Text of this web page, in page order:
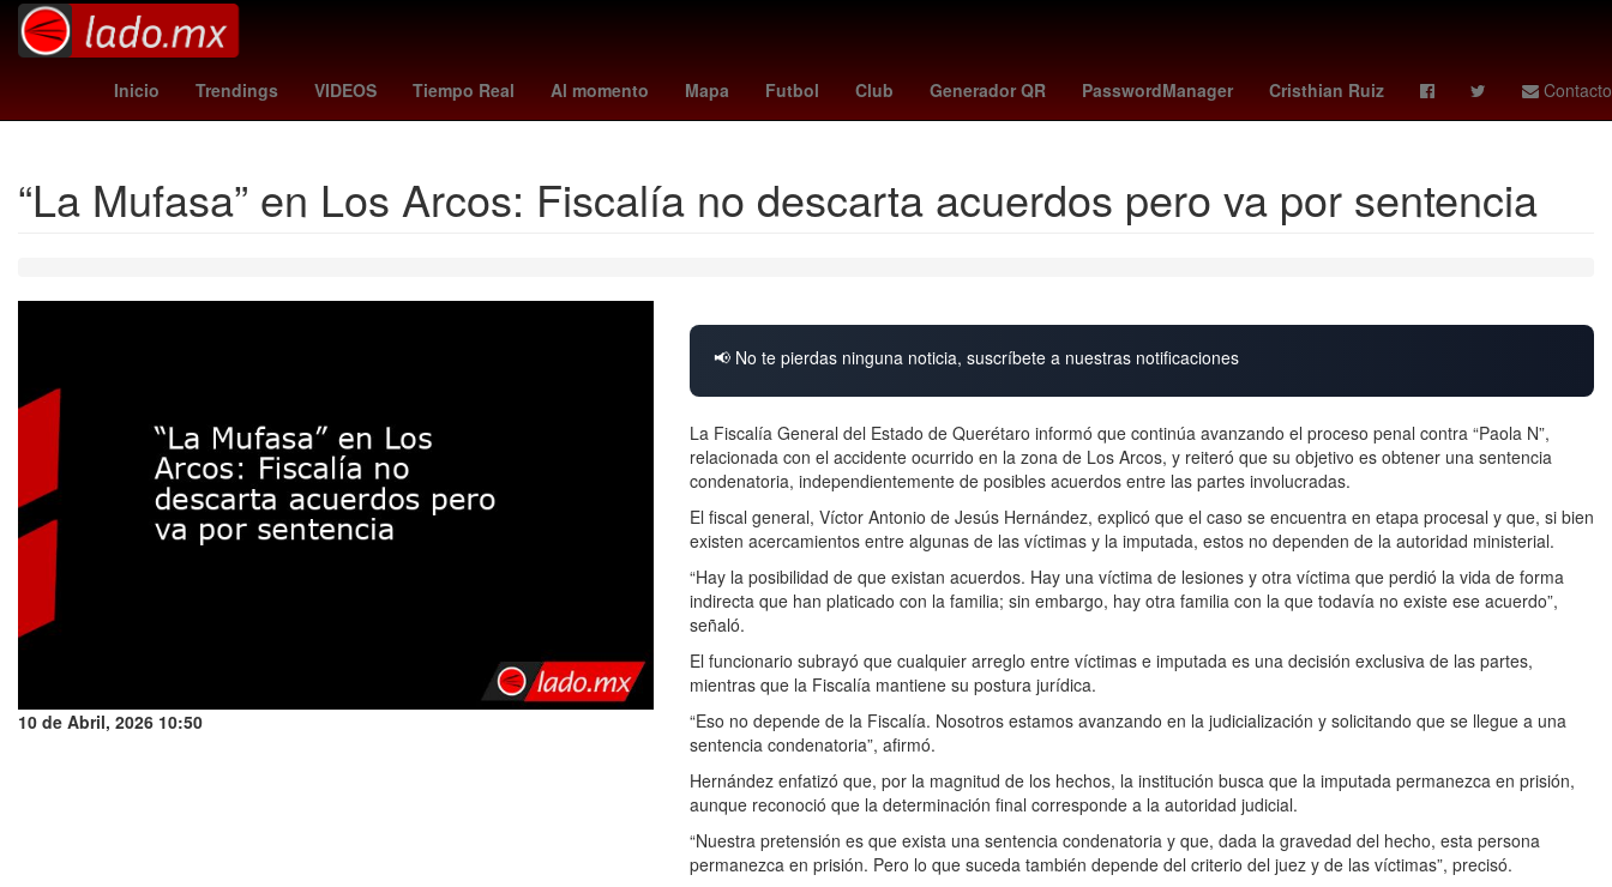
Inicio Trendings VIDEOS Tiempo Real Al momento Mapa Futbol Club Generador QR PasswordManager Cristhian Ruiz Contacto
Semana Santa Temporada 2024 Denuncia Aguascalientes Europa League Final Oficina de la Presidencia de la República Desalojo México Chihuahua
“La Mufasa” en Los Arcos: Fiscalía no descarta acuerdos pero va por sentencia
10 de Abril, 2026 10:50
📢 No te pierdas ninguna noticia, suscríbete a nuestras notificaciones
La Fiscalía General del Estado de Querétaro informó que continúa avanzando el proceso penal contra “Paola N”,
relacionada con el accidente ocurrido en la zona de Los Arcos, y reiteró que su objetivo es obtener una sentencia
condenatoria, independientemente de posibles acuerdos entre las partes involucradas.
El fiscal general, Víctor Antonio de Jesús Hernández, explicó que el caso se encuentra en etapa procesal y que, si bien
existen acercamientos entre algunas de las víctimas y la imputada, estos no dependen de la autoridad ministerial.
“Hay la posibilidad de que existan acuerdos. Hay una víctima de lesiones y otra víctima que perdió la vida de forma
indirecta que han platicado con la familia; sin embargo, hay otra familia con la que todavía no existe ese acuerdo”,
señaló.
El funcionario subrayó que cualquier arreglo entre víctimas e imputada es una decisión exclusiva de las partes,
mientras que la Fiscalía mantiene su postura jurídica.
“Eso no depende de la Fiscalía. Nosotros estamos avanzando en la judicialización y solicitando que se llegue a una
sentencia condenatoria”, afirmó.
Hernández enfatizó que, por la magnitud de los hechos, la institución busca que la imputada permanezca en prisión,
aunque reconoció que la determinación final corresponde a la autoridad judicial.
“Nuestra pretensión es que exista una sentencia condenatoria y que, dada la gravedad del hecho, esta persona
permanezca en prisión. Pero lo que suceda también depende del criterio del juez y de las víctimas”, precisó.